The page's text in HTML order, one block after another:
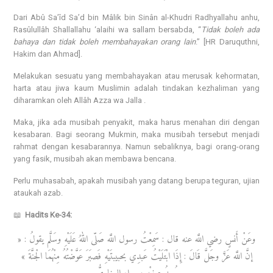
Dari Abû Sa’îd Sa’d bin Mâlik bin Sinân al-Khudri Radhyallahu anhu,
Rasûlullâh Shallallahu ‘alaihi wa sallam bersabda, “Tidak boleh ada
bahaya dan tidak boleh membahayakan orang lain.” [HR Daruquthni,
Hakim dan Ahmad].
Melakukan sesuatu yang membahayakan atau merusak kehormatan,
harta atau jiwa kaum Muslimin adalah tindakan kezhaliman yang
diharamkan oleh Allâh Azza wa Jalla .
Maka, jika ada musibah penyakit, maka harus menahan diri dengan
kesabaran. Bagi seorang Mukmin, maka musibah tersebut menjadi
rahmat dengan kesabarannya. Namun sebaliknya, bagi orang-orang
yang fasik, musibah akan membawa bencana.
Perlu muhasabah, apakah musibah yang datang berupa teguran, ujian
ataukah azab.
📖 Hadits Ke-34:
وعَنْ أَنسٍ رضي اللَّه عنه قال : سَمِعْتُ رسول اللَّه صَلّى اللهُ عَلَيْهِ وسَلَّم يقولُ : «
إنَّ اللَّه عَزَّ وجَلَّ قَالَ : إِذَا ابْتَلَيْتُ عَبدِي بحبيبتَيْهِ فَصبَرَ عَوَّضْتُهُ مِنْهُمَا الْجنَّةَ »